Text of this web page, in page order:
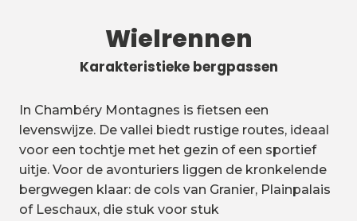
Wielrennen
Karakteristieke bergpassen
In Chambéry Montagnes is fietsen een
levenswijze. De vallei biedt rustige routes, ideaal
voor een tochtje met het gezin of een sportief
uitje. Voor de avonturiers liggen de kronkelende
bergwegen klaar: de cols van Granier, Plainpalais
of Leschaux, die stuk voor stuk